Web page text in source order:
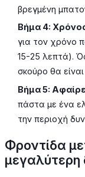
βρεγμένη
Βήμα 4:
για τον χρόνο
15-25 λεπτά).
σκούρο θα
Βήμα 5:
πάστα με ένα
την περιοχή
Φροντίδα
μεγαλύτερη